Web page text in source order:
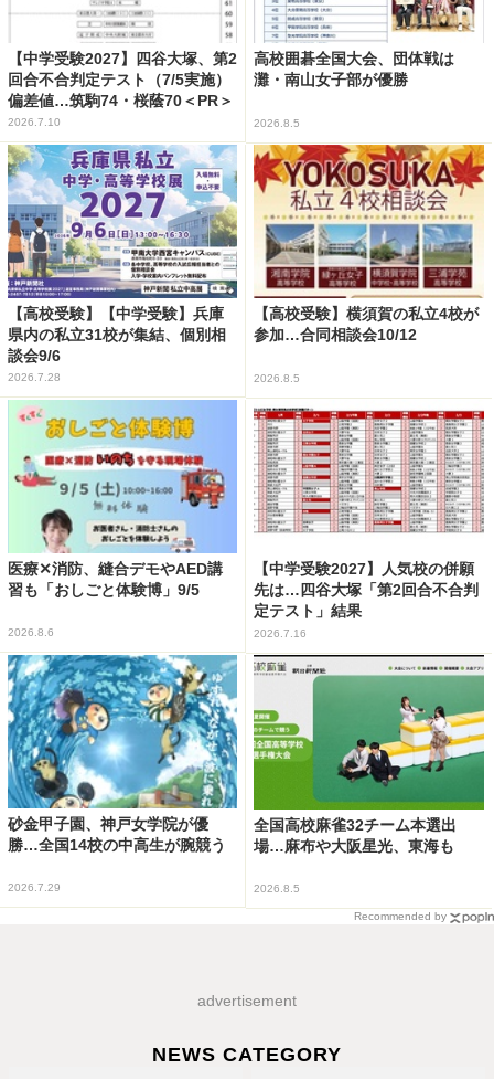
【中学受験2027】四谷大塚、第2
回合不合判定テスト（7/5実施）
偏差値…筑駒74・桜蔭70＜PR＞
2026.7.10
高校囲碁全国大会、団体戦は
灘・南山女子部が優勝
2026.8.5
【高校受験】【中学受験】兵庫
県内の私立31校が集結、個別相
談会9/6
2026.7.28
【高校受験】横須賀の私立4校が
参加…合同相談会10/12
2026.8.5
医療✕消防、縫合デモやAED講
習も「おしごと体験博」9/5
2026.8.6
【中学受験2027】人気校の併願
先は…四谷大塚「第2回合不合判
定テスト」結果
2026.7.16
砂金甲子園、神戸女学院が優
勝…全国14校の中高生が腕競う
2026.7.29
全国高校麻雀32チーム本選出
場…麻布や大阪星光、東海も
2026.8.5
Recommended by
advertisement
NEWS CATEGORY